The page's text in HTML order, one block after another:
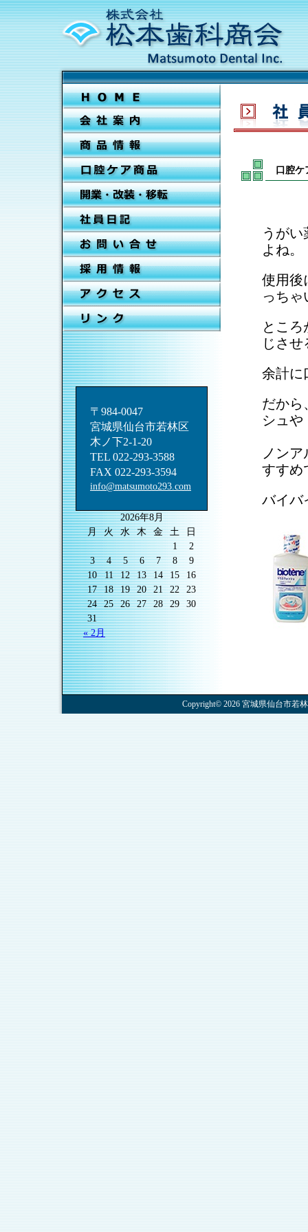
〒984-0047
宮城県仙台市若林区
木ノ下2-1-20
TEL 022-293-3588
FAX 022-293-3594
info@matsumoto293.com
2026年8月
月
火 水 木 金 土
日
1
2
3
4 5 6 7 8
9
10
11 12 13 14 15
16
17
18 19 20 21 22
23
24
25 26 27 28 29
30
31
« 2月
口腔
うが
よね。
使用後
っちゃ
とこ
じさ
余計に
だから
シュや
ノン
すすめ
バイバ
Copyright© 2026 宮城県仙台市若